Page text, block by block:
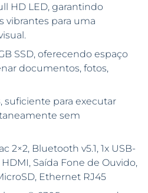
HD LED, garantindo
vibrantes para uma
SSD, oferecendo espaço
documentos, fotos,
suficiente para executar
sem
2×2, Bluetooth v5.1, 1x USB-
HDMI, Saída Fone de Ouvido,
Ethernet RJ45